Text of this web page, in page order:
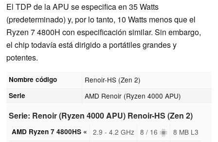
El TDP de la APU se especifica en 35 Watts
(predeterminado) y, por lo tanto, 10 Watts menos que el
Ryzen 7 4800H con especificación similar. Sin embargo,
el chip todavía está dirigido a portátiles grandes y
potentes.
Nombre código Renoir-HS (Zen 2)
Serie AMD Renoir (Ryzen 4000 APU)
Serie: Renoir (Ryzen 4000 APU) Renoir-HS (Zen 2)
AMD Ryzen 7 4800HS « 2.9 - 4.2 GHz 8 / 16 8 MB L3